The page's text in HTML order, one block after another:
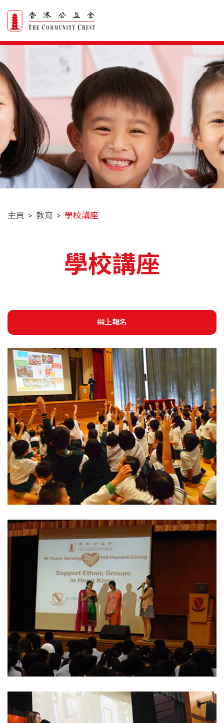
主頁 教育 學校講座
學校講座
網上報名